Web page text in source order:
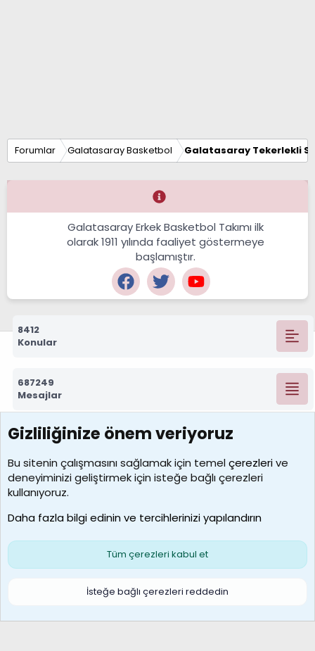
Forumlar Galatasaray Basketbol Galatasaray Tekerlekli
Galatasaray Erkek Basketbol Takımı ilk
olarak 1911 yılında faaliyet göstermeye
başlamıştır.
8412
Konular
687249
Mesajlar
7388
Kullanıcılar
borabekirogluu
Son üye
Çerezler
S
Gizliliğinize önem veriyoruz
Bu sitenin çalışmasını sağlamak için temelçerezlerive
deneyiminizi geliştirmek için isteğe bağlı çerezleri
kullanıyoruz.
Daha fazla bilgi edinin ve tercihlerinizi yapılandırın
Tüm çerezleri kabul et
İsteğe bağlı çerezleri reddedin